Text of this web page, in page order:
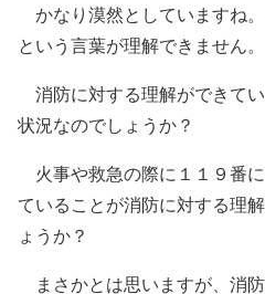
かなり漠然としていますね
という言葉が理解できません。
消防に対する理解ができて
状況なのでしょうか？
火事や救急の際に１１９番
ていることが消防に対する理
ょうか？
まさかとは思いますが、消